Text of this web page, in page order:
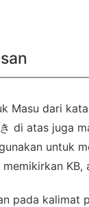
Masu dari
di atas juga
untuk
KB,
pada kalimat